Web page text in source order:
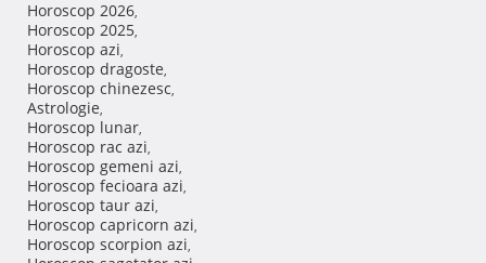
Horoscop 2026,
Horoscop 2025,
Horoscop azi,
Horoscop dragoste,
Horoscop chinezesc,
Astrologie,
Horoscop lunar,
Horoscop rac azi,
Horoscop gemeni azi,
Horoscop fecioara azi,
Horoscop taur azi,
Horoscop capricorn azi,
Horoscop scorpion azi,